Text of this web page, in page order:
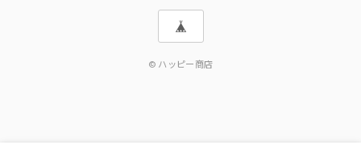
© ハッピー商店